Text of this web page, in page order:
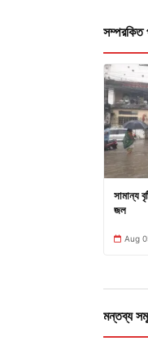
সম্পরকিত
সামান্য
জল
Aug
মন্তব্য